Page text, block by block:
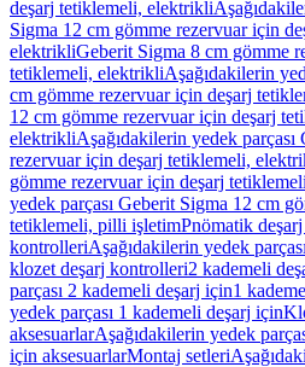
deşarj tetiklemeli, elektrikli
Sigma 12 cm gömme rezervuar için
elektrikliGeberit Sigma 8 cm gömme
tetiklemeli, elektrikliAşağıdakilerin
cm gömme rezervuar için deşarj
12 cm gömme rezervuar için deşarj
elektrikliAşağıdakilerin yedek
rezervuar için deşarj tetiklemeli,
gömme rezervuar için deşarj
yedek parçası Geberit Sigma 12 cm
tetiklemeli, pilli işletimPnömatik
kontrolleriAşağıdakilerin yedek
klozet deşarj kontrolleri2 kademeli
parçası 2 kademeli deşarj için1
yedek parçası 1 kademeli deşarj için
aksesuarlarAşağıdakilerin yedek
için aksesuarlarMontaj setleri